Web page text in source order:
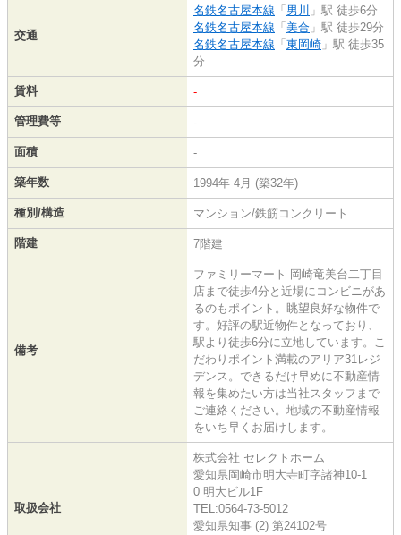
交通
名鉄名古屋本線 「 男川 」駅 徒歩6分
名鉄名古屋本線 「 美合 」駅 徒歩29分
名鉄名古屋本線 「 東岡崎 」駅 徒歩35
分
賃料 -
管理費等 -
面積 -
築年数 1994年 4月 (築32年)
種別/構造 マンション/鉄筋コンクリート
階建 7階建
備考
ファミリーマート 岡崎竜美台二丁目
店まで徒歩4分と近場にコンビニがあ
るのもポイント。眺望良好な物件で
す。好評の駅近物件となっており、
駅より徒歩6分に立地しています。こ
だわりポイント満載のアリア31レジ
デンス。できるだけ早めに不動産情
報を集めたい方は当社スタッフまで
ご連絡ください。地域の不動産情報
をいち早くお届けします。
取扱会社
株式会社 セレクトホーム
愛知県岡崎市明大寺町字諸神10-1
0 明大ビル1F
TEL:0564-73-5012
愛知県知事 (2) 第24102号